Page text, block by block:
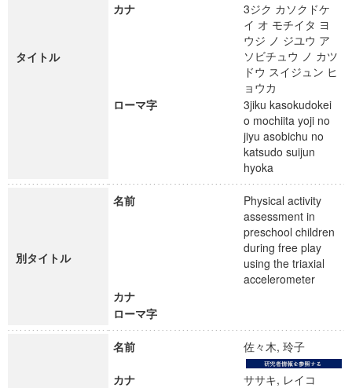
タイトル
カナ
3ジク カソクドケ
イ オ モチイタ ヨ
ウジ ノ ジユウ ア
ソビチュウ ノ カツ
ドウ スイジュン ヒ
ョウカ
ローマ字
3jiku kasokudokei
o mochiita yoji no
jiyu asobichu no
katsudo suijun
hyoka
別タイトル
名前
Physical activity
assessment in
preschool children
during free play
using the triaxial
accelerometer
カナ
ローマ字
名前 佐々木, 玲子
カナ
ササキ, レイコ